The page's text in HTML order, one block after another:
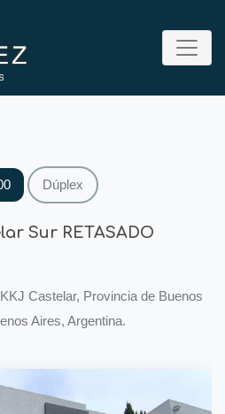
Dúplex
Sur RETASADO
Castelar, Provincia de Buenos
Aires, Argentina.